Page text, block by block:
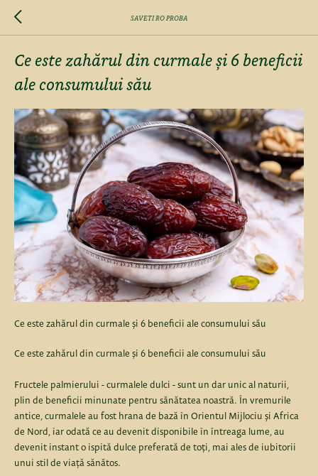
SAVETI RO PROBA
Ce este zahărul din curmale și 6 beneficii
ale consumului său
Ce este zahărul din curmale și 6 beneficii ale consumului său
Ce este zahărul din curmale și 6 beneficii ale consumului său
Fructele palmierului - curmalele dulci - sunt un dar unic al naturii,
plin de beneficii minunate pentru sănătatea noastră. În vremurile
antice, curmalele au fost hrana de bază în Orientul Mijlociu și Africa
de Nord, iar odată ce au devenit disponibile în întreaga lume, au
devenit instant o ispită dulce preferată de toți, mai ales de iubitorii
unui stil de viață sănătos.